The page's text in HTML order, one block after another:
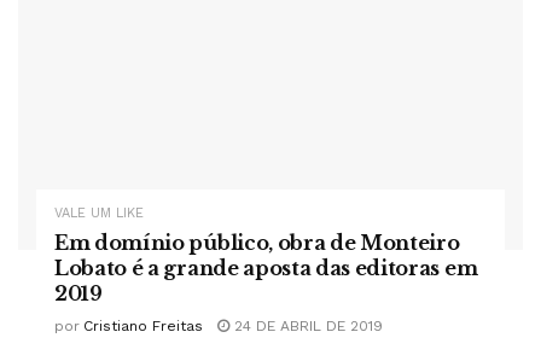
VALE UM LIKE
Em domínio público, obra de Monteiro
Lobato é a grande aposta das editoras em
2019
por Cristiano Freitas 24 DE ABRIL DE 2019